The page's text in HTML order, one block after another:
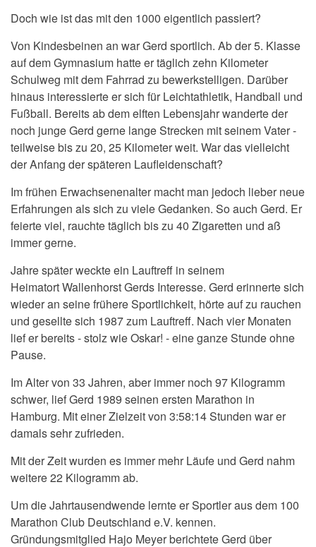
Doch wie ist das mit den 1000 eigentlich passiert?
Von Kindesbeinen an war Gerd sportlich. Ab der 5. Klasse
auf dem Gymnasium hatte er täglich zehn Kilometer
Schulweg mit dem Fahrrad zu bewerkstelligen. Darüber
hinaus interessierte er sich für Leichtathletik, Handball und
Fußball. Bereits ab dem elften Lebensjahr wanderte der
noch junge Gerd gerne lange Strecken mit seinem Vater -
teilweise bis zu 20, 25 Kilometer weit. War das vielleicht
der Anfang der späteren Laufleidenschaft?
Im frühen Erwachsenenalter macht man jedoch lieber neue
Erfahrungen als sich zu viele Gedanken. So auch Gerd. Er
feierte viel, rauchte täglich bis zu 40 Zigaretten und aß
immer gerne.
Jahre später weckte ein Lauftreff in seinem
Heimatort Wallenhorst Gerds Interesse. Gerd erinnerte sich
wieder an seine frühere Sportlichkeit, hörte auf zu rauchen
und gesellte sich 1987 zum Lauftreff. Nach vier Monaten
lief er bereits - stolz wie Oskar! - eine ganze Stunde ohne
Pause.
Im Alter von 33 Jahren, aber immer noch 97 Kilogramm
schwer, lief Gerd 1989 seinen ersten Marathon in
Hamburg. Mit einer Zielzeit von 3:58:14 Stunden war er
damals sehr zufrieden.
Mit der Zeit wurden es immer mehr Läufe und Gerd nahm
weitere 22 Kilogramm ab.
Um die Jahrtausendwende lernte er Sportler aus dem 100
Marathon Club Deutschland e.V. kennen.
Gründungsmitglied Hajo Meyer berichtete Gerd über